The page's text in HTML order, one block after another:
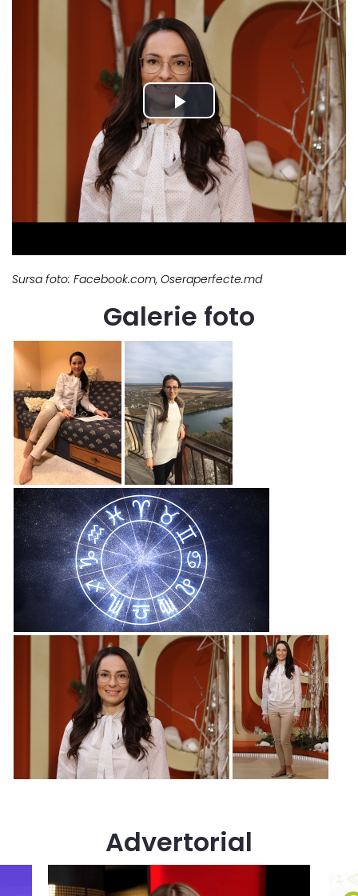
Sursa foto: Facebook.com, Oseraperfecte.md
Galerie foto
Advertorial